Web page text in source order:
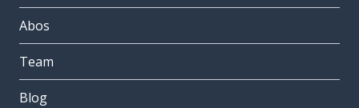
Abos
Team
Blog